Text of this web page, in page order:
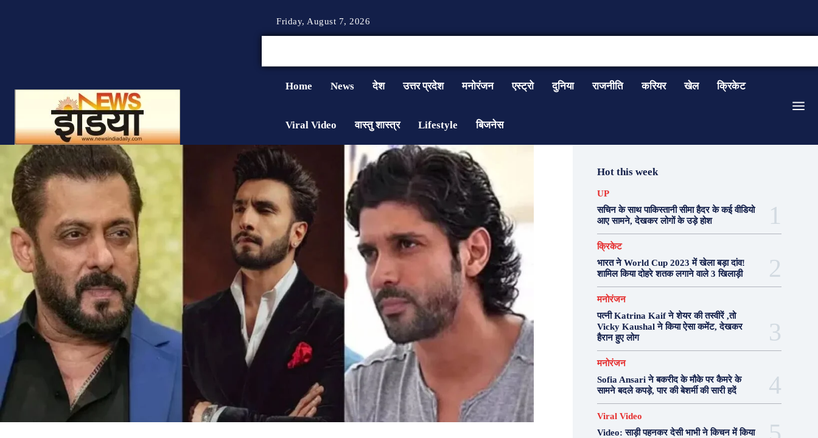
Friday, August 7, 2026
Home News देश उत्तर प्रदेश मनोरंजन एस्ट्रो दुनिया राजनीति करियर खेल क्रिकेट
Viral Video वास्तु शास्त्र Lifestyle बिजनेस
Hot this week
UP
सचिन के साथ पाकिस्तानी सीमा हैदर के कई वीडियो
आए सामने, देखकर लोगों के उड़े होश
क्रिकेट
भारत ने World Cup 2023 में खेला बड़ा दांव!
शामिल किया दोहरे शतक लगाने वाले 3 खिलाड़ी
मनोरंजन
पत्नी Katrina Kaif ने शेयर की तस्वीरें ,तो
Vicky Kaushal ने किया ऐसा कमेंट, देखकर
हैरान हुए लोग
मनोरंजन
Sofia Ansari ने बकरीद के मौके पर कैमरे के
सामने बदले कपड़े, पार की बेशर्मी की सारी हदें
Viral Video
Video: साड़ी पहनकर देसी भाभी ने किचन में किया